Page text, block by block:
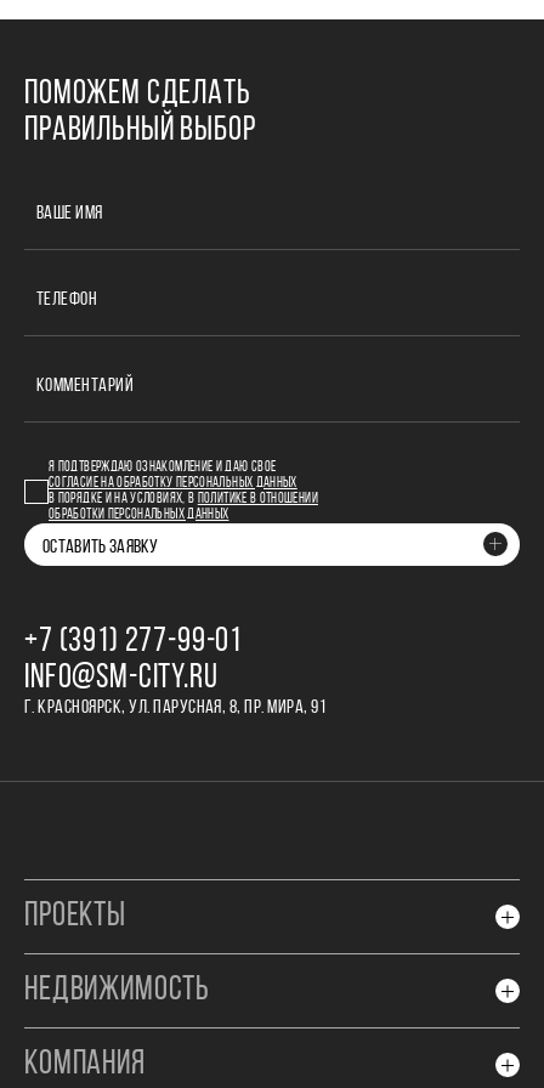
ПОМОЖЕМ СДЕЛАТЬ
ПРАВИЛЬНЫЙ ВЫБОР
ВАШЕ ИМЯ
ТЕЛЕФОН
КОММЕНТАРИЙ
Я ПОДТВЕРЖДАЮ ОЗНАКОМЛЕНИЕ И ДАЮ СВОЕ
СОГЛАСИЕ НА ОБРАБОТКУ ПЕРСОНАЛЬНЫХ ДАННЫХ
В ПОРЯДКЕ И НА УСЛОВИЯХ, В
ПОЛИТИКЕ В ОТНОШЕНИИ
ОБРАБОТКИ ПЕРСОНАЛЬНЫХ ДАННЫХ
ОСТАВИТЬ ЗАЯВКУ
+7 (391) 277‒99‒01
INFO@SM-CITY.RU
Г. КРАСНОЯРСК, УЛ. ПАРУСНАЯ, 8, ПР. МИРА, 91
ПРОЕКТЫ
НЕДВИЖИМОСТЬ
КОМПАНИЯ